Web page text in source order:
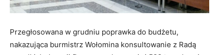
Przegłosowana w grudniu poprawka do budżetu,
nakazująca burmistrz Wołomina konsultowanie z Radą